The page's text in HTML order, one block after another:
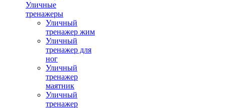
Уличные
тренажеры
Уличный
тренажер жим
Уличный
тренажер для
ног
Уличный
тренажер
маятник
Уличный
тренажер